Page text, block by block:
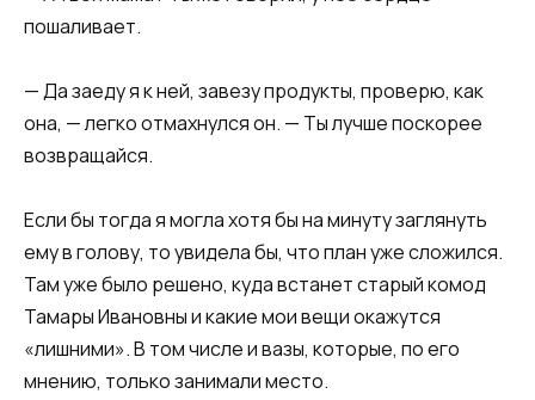
пошаливает.
— Да заеду я к ней, завезу продукты, проверю, как
она, — легко отмахнулся он. — Ты лучше поскорее
возвращайся.
Если бы тогда я могла хотя бы на минуту заглянуть
ему в голову, то увидела бы, что план уже сложился.
Там уже было решено, куда встанет старый комод
Тамары Ивановны и какие мои вещи окажутся
«лишними». В том числе и вазы, которые, по его
мнению, только занимали место.